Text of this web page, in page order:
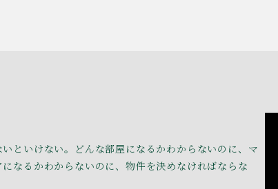
といけない。どんな部屋になるかわからないのに、マ
なるかわからないのに、物件を決めなければならな